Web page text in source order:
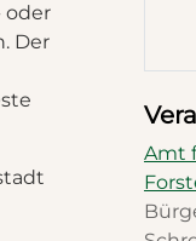
oder
Der
Amt